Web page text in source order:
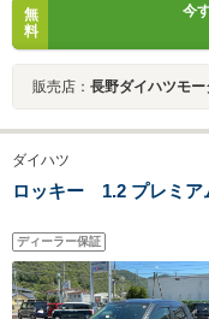
無
料
今
販売店： 長野ダイハツモ
ダイハツ
ロッキー 1.2 プレミア
ディーラー保証